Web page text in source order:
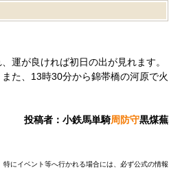
運が良ければ初日の出が見れます。
た、13時30分から錦帯橋の河原で火
投稿者：小鉄馬単騎周防守黒煤蕪
にイベント等へ行かれる場合には、必ず公式の情報